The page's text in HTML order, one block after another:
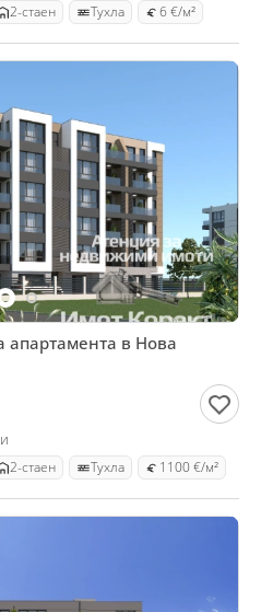
2-стаен Тухла 6 €/м²
апартамента в Нова
2-стаен Тухла 1100 €/м²